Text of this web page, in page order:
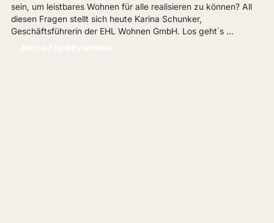
sein, um leistbares Wohnen für alle realisieren zu können? All
diesen Fragen stellt sich heute Karina Schunker,
Geschäftsführerin der EHL Wohnen GmbH. Los geht´s …